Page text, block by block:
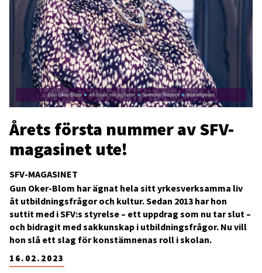
SFV-MAGASINET
Årets första nummer av SFV-
magasinet ute!
16.02.2023
Gun Oker-Blom har ägnat hela sitt yrkesverksamma liv
åt utbildningsfrågor och kultur. Sedan 2013 har hon
suttit med i SFV:s styrelse – ett uppdrag som nu tar slut –
och bidragit med sakkunskap i utbildningsfrågor. Nu vill
hon slå ett slag för konstämnenas roll i skolan.